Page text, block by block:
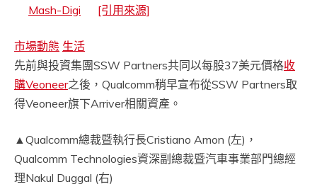
Mash-Digi
[引用來源]
市場動態 生活
先前與投資集團SSW Partners共同以每股37美元價格收
購Veoneer之後，Qualcomm稍早宣布從SSW Partners取
得Veoneer旗下Arriver相關資產。
▲Qualcomm總裁暨執行長Cristiano Amon (左)，
Qualcomm Technologies資深副總裁暨汽車事業部門總經
理Nakul Duggal (右)